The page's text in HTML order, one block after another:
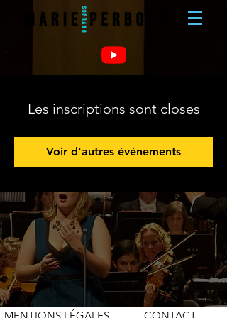
Les inscriptions sont closes
Voir d'autres événements